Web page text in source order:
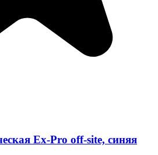
Ex-Pro off-site, синяя